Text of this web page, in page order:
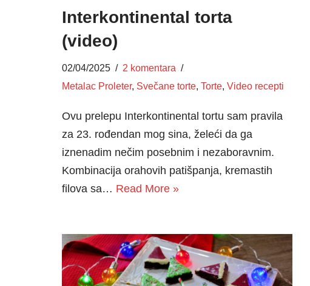
Interkontinental torta
(video)
02/04/2025
2 komentara
Metalac Proleter, Svečane torte, Torte, Video recepti
Ovu prelepu Interkontinental tortu sam pravila
za 23. rođendan mog sina, želeći da ga
iznenadim nečim posebnim i nezaboravnim.
Kombinacija orahovih patišpanja, kremastih
filova sa… Read More »